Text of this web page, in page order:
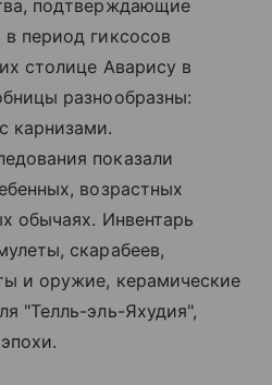
подтверждающие
период гиксосов
столице Аварису в
разнообразны:
карнизами.
показали
возрастных
обычаях. Инвентарь
скарабеев,
и оружие, керамические
"Телль-эль-Яхудия",